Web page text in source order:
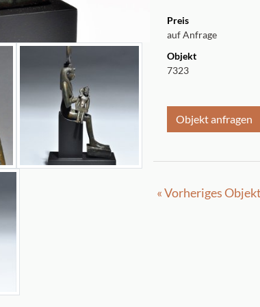
Preis
auf Anfrage
Objekt
7323
Objekt anfragen
« Vorheriges Objekt